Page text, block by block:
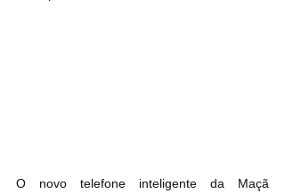
O novo telefone inteligente da Maçã